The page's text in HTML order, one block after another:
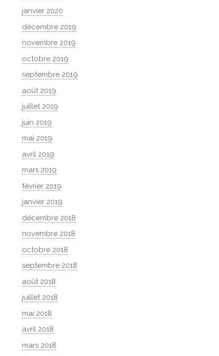
janvier 2020
décembre 2019
novembre 2019
octobre 2019
septembre 2019
août 2019
juillet 2019
juin 2019
mai 2019
avril 2019
mars 2019
février 2019
janvier 2019
décembre 2018
novembre 2018
octobre 2018
septembre 2018
août 2018
juillet 2018
mai 2018
avril 2018
mars 2018